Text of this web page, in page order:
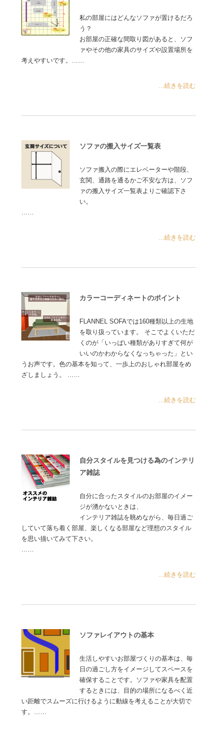
私の部屋にはどんなソファが置けるだろ
う？
お部屋の正確な間取り図があると、ソフ
ァやその他の家具のサイズや設置場所を
考えやすいです。……
...続きを読む
ソファの搬入サイズ一覧表
ソファ搬入の際にエレベーターや階段、
玄関、通路を通るかご不安な方は、ソフ
ァの搬入サイズ一覧表よりご確認下さ
い。
...続きを読む
カラーコーディネートのポイント
FLANNEL SOFAでは160種類以上の生地
を取り扱っています。 そこでよくいただ
くのが「いっぱい種類がありすぎて何が
いいのかわからなくなっちゃった」とい
うお声です。色の基本を知って、一歩上のおしゃれ部屋をめ
ざしましょう。 ……
...続きを読む
自分スタイルを見つける為のインテリ
ア雑誌
自分に合ったスタイルのお部屋のイメー
ジが湧かないときは、
インテリア雑誌を眺めながら、毎日過ご
していて落ち着く部屋、楽しくなる部屋など理想のスタイル
を思い描いてみて下さい。
……
...続きを読む
ソファレイアウトの基本
生活しやすいお部屋づくりの基本は、毎
日の過ごし方をイメージしてスペースを
確保することです。ソファや家具を配置
するときには、目的の場所になるべく近
い距離でスムーズに行けるように動線を考えることが大切で
す。……